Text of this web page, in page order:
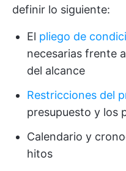
definir lo siguiente:
El pliego de
necesarias frente
del alcance
Restricciones del
presupuesto y los
Calendario y
hitos